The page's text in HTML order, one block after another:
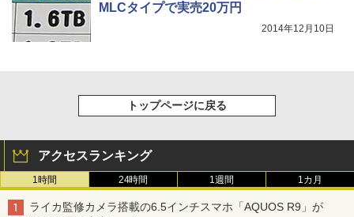
MLCタイプで実売20万円
2014年12月10日
トップページに戻る
アクセスランキング
1時間 24時間 1週間 1カ月
ライカ監修カメラ搭載の6.5インチスマホ「AQUOS R9」が